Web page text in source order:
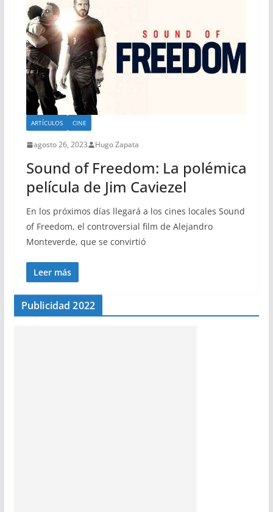
ARTÍCULOS CINE
agosto 26, 2023 Hugo Zapata
Sound of Freedom: La polémica
película de Jim Caviezel
En los próximos días llegará a los cines locales Sound
of Freedom, el controversial film de Alejandro
Monteverde, que se convirtió
Leer más
Publicidad 2022